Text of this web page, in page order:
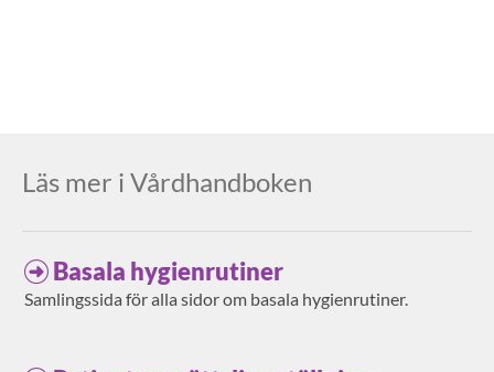
Läs mer i Vårdhandboken
Basala hygienrutiner
Samlingssida för alla sidor om basala hygienrutiner.